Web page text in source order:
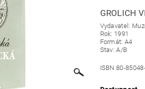
GROLICH
Vydavatel:
Rok: 1991
Formát: A4
Stav: A/B
ISBN 80-